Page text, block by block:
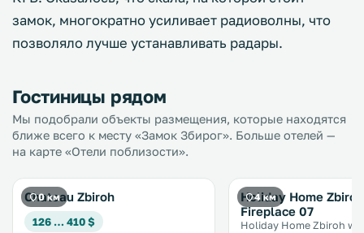
замок, многократно усиливает радиоволны, что
позволяло лучше устанавливать радары.
Гостиницы рядом
Мы подобрали объекты размещения, которые находятся
ближе всего к месту «Замок Збирог». Больше отелей —
на карте «Отели поблизости».
0 км
Chateau Zbiroh
126 … 410 $
4 км
Holiday Home
Fireplace 07
Holiday Home Zbiroh